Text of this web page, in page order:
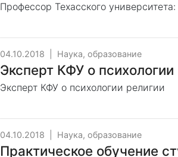
Профессор Техасского
04.10.2018 Наука, образование
Эксперт КФУ о психологии
Эксперт КФУ о психологии религии
04.10.2018 Наука, образование
Практическое обучение